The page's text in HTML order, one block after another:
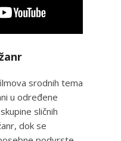
srodnih tema
u određene
sličnih
dok se